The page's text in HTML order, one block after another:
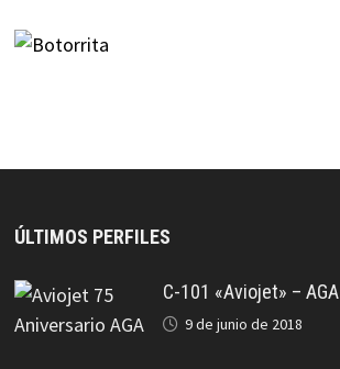
ÚLTIMOS PERFILES
C-101 «Aviojet» – AGA
9 de junio de 2018